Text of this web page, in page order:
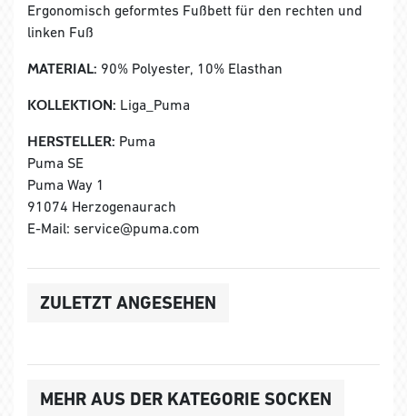
Ergonomisch geformtes Fußbett für den rechten und
linken Fuß
MATERIAL: 90% Polyester, 10% Elasthan
KOLLEKTION: Liga_Puma
HERSTELLER: Puma
Puma SE
Puma Way 1
91074 Herzogenaurach
E-Mail: service@puma.com
ZULETZT ANGESEHEN
MEHR AUS DER KATEGORIE SOCKEN